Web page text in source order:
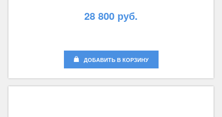
28 800 руб.
ДОБАВИТЬ В КОРЗИНУ